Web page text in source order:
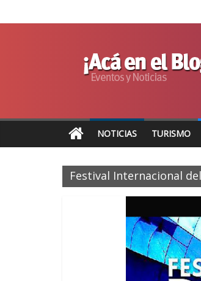
NOTICIAS TURISMO
Festival Internacional